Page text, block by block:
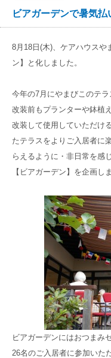
社会貢献活動
高齢者介護施設
高齢者共生型まちづくり事業
メディア掲載一覧
公式SNS
SNS運用ポリシー
自宅で使える動画集
友達追加
京都近衛
八瀬大原Ⅰ番館
リクルート
ビアガーデンで暑気
8月18日(木)、ケアハウスや
ン】と化しました。
今年の7月にやまびこのテラ
改装前もプランターや鉢植
改装して使用していただけ
たテラスをよりご入居者に
らえるように・非日常を感
【ビアガーデン】を企画し
ビアガーデンにはおつまみ
26名のご入居者に参加いた